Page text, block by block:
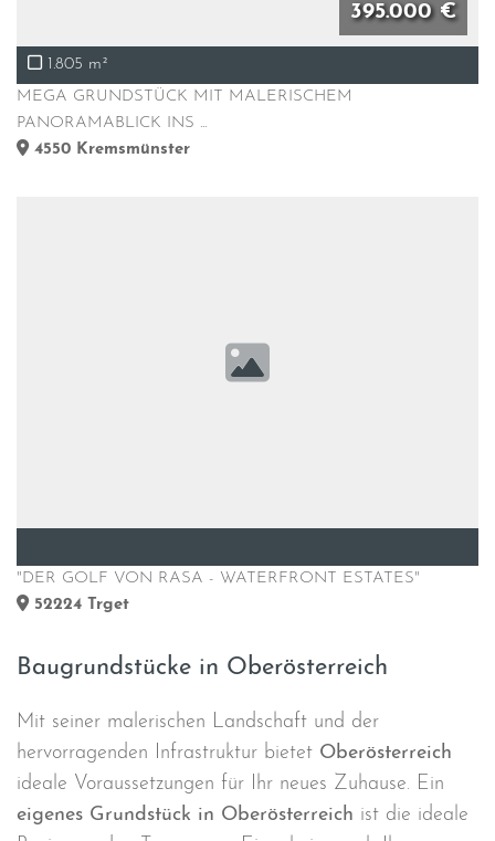
395.000 €
1.805 m²
MEGA GRUNDSTÜCK MIT MALERISCHEM
PANORAMABLICK INS ...
4550 Kremsmünster
"DER GOLF VON RASA - WATERFRONT ESTATES"
52224 Trget
Baugrundstücke in Oberösterreich
Mit seiner malerischen Landschaft und der
hervorragenden Infrastruktur bietet Oberösterreich
ideale Voraussetzungen für Ihr neues Zuhause. Ein
eigenes Grundstück in Oberösterreich ist die ideale